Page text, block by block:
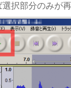
択部分のみが